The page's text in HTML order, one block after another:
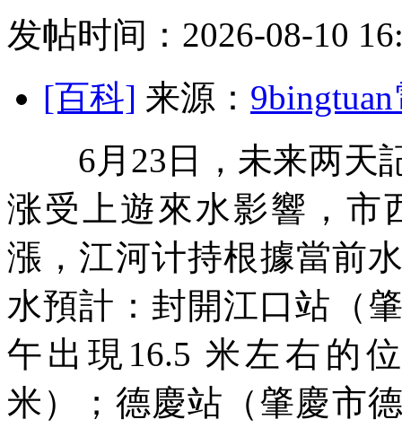
发帖时间：2026-08-10
[百科] 来源：
6月23日，未来两天
涨受上遊來水影響，市
漲，江河计持根據當前
水預計：封開江口站（
午出現16.5 米左右的
米）；德慶站（肇慶市